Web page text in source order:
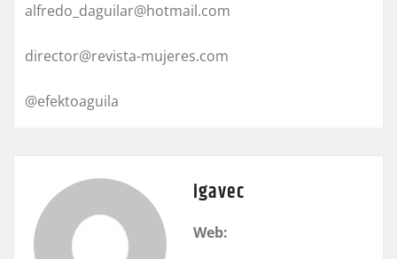
alfredo_daguilar@hotmail.com
director@revista-mujeres.com
@efektoaguila
igavec
Web: